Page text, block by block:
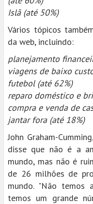
Islã (até 50%)
Vários tópicos
da web, incluindo:
planejamento
viagens de baixo
futebol (até 62%)
reparo doméstico e
compra e venda de
jantar fora (até 18%)
John Graham-
disse que não é a
mundo, mas não é
de 26 milhões de
mundo. "Não temos
temos um grande